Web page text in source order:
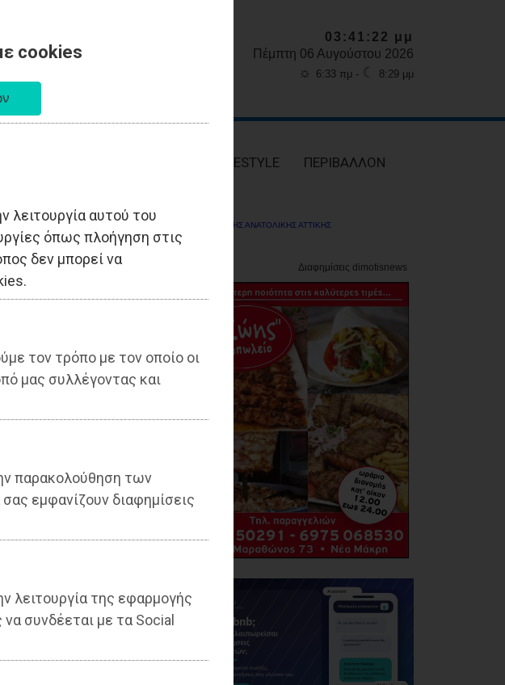
cookies
λειτουργία αυτού του
όπως πλοήγηση στις
δεν μπορεί να
τον τρόπο με τον οποίο οι
μας συλλέγοντας και
παρακολούθηση των
εμφανίζουν διαφημίσεις
λειτουργία της εφαρμογής
συνδέεται με τα Social
03:41:23 μμ
Πέμπτη 06 Αυγούστου 2026
☼ 6:33 πμ - ☾ 8:29 μμ
LIFESTYLE ΠΕΡΙΒΑΛΛΟΝ
ΔΗΜΟΤΗΣ ΑΝΑΤΟΛΙΚΗΣ ΑΤΤΙΚΗΣ